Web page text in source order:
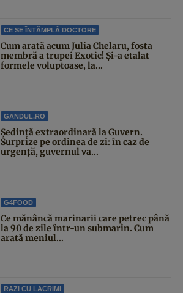
CE SE ÎNTÂMPLĂ DOCTORE
Cum arată acum Julia Chelaru, fosta
membră a trupei Exotic! Și-a etalat
formele voluptoase, la...
GANDUL.RO
Şedinţă extraordinară la Guvern.
Surprize pe ordinea de zi: în caz de
urgență, guvernul va...
G4FOOD
Ce mănâncă marinarii care petrec până
la 90 de zile într-un submarin. Cum
arată meniul...
RAZI CU LACRIMI